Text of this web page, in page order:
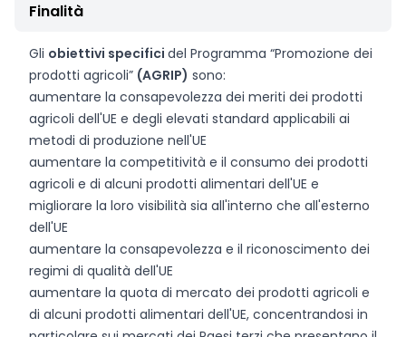
Finalità
Gli obiettivi specifici del Programma “Promozione dei
prodotti agricoli” (AGRIP) sono:
aumentare la consapevolezza dei meriti dei prodotti
agricoli dell'UE e degli elevati standard applicabili ai
metodi di produzione nell'UE
aumentare la competitività e il consumo dei prodotti
agricoli e di alcuni prodotti alimentari dell'UE e
migliorare la loro visibilità sia all'interno che all'esterno
dell'UE
aumentare la consapevolezza e il riconoscimento dei
regimi di qualità dell'UE
aumentare la quota di mercato dei prodotti agricoli e
di alcuni prodotti alimentari dell'UE, concentrandosi in